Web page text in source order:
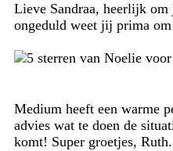
Lieve Sandraa, heerlijk
ongeduld weet jij prima
Medium heeft een warme
advies wat te doen de
komt! Super groetjes, Ruth.